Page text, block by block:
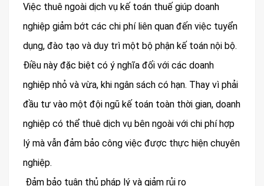
Việc thuê ngoài dịch vụ kế toán thuế giúp doanh
nghiệp giảm bớt các chi phí liên quan đến việc tuyển
dụng, đào tạo và duy trì một bộ phận kế toán nội bộ.
Điều này đặc biệt có ý nghĩa đối với các doanh
nghiệp nhỏ và vừa, khi ngân sách có hạn. Thay vì phải
đầu tư vào một đội ngũ kế toán toàn thời gian, doanh
nghiệp có thể thuê dịch vụ bên ngoài với chi phí hợp
lý mà vẫn đảm bảo công việc được thực hiện chuyên
nghiệp.
Đảm bảo tuân thủ pháp lý và giảm rủi ro